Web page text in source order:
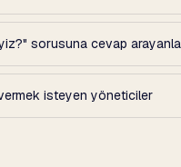
sorusuna cevap
isteyen yöneticiler